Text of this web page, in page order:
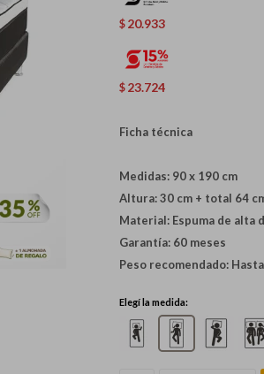
$ 20.933
$ 23.724
Ficha técnica
Medidas: 90 x 190 cm
Altura: 30 cm + total 64
Material: Espuma de alta
Garantía: 60 meses
Peso recomendado:
Elegí la medida: